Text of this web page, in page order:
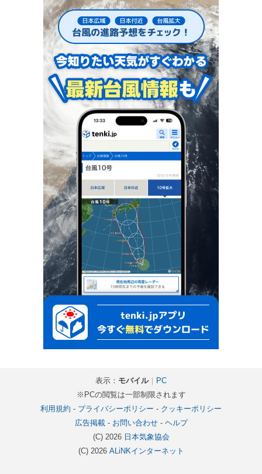
表示： モバイル｜ PC
※PCの閲覧は一部制限されます
利用規約 - プライバシーポリシー - クッキーポリシー
広告掲載- お問い合わせ- ヘルプ
(C) 2026 日本気象協会
(C) 2026 ALiNKインターネット